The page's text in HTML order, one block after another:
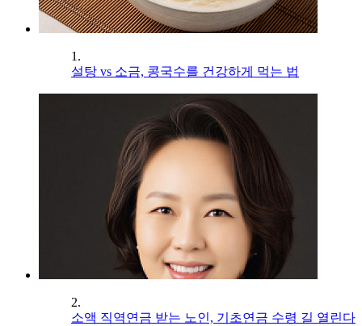
1.
설탕 vs 소금, 콩국수를 건강하게 먹는 법
2.
소액 직역연금 받는 노인, 기초연금 수령 길 열린다